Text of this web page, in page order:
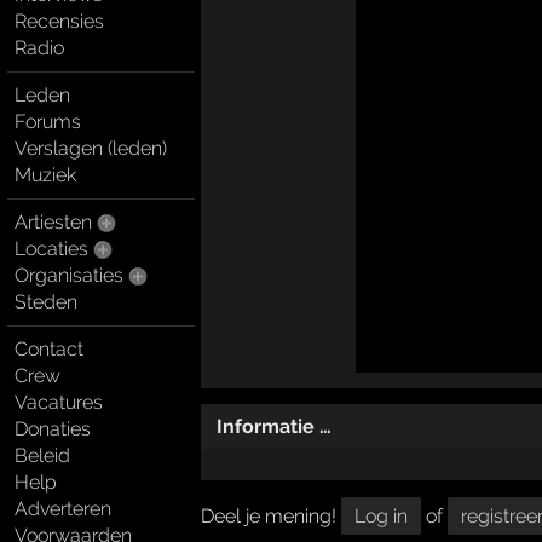
Recensies
Radio
Leden
Forums
Verslagen (leden)
Muziek
Artiesten
Locaties
Organisaties
Steden
Contact
Crew
Vacatures
Donaties
Beleid
Help
Adverteren
Voorwaarden
Informatie …
Deel je mening! Log in of registreer